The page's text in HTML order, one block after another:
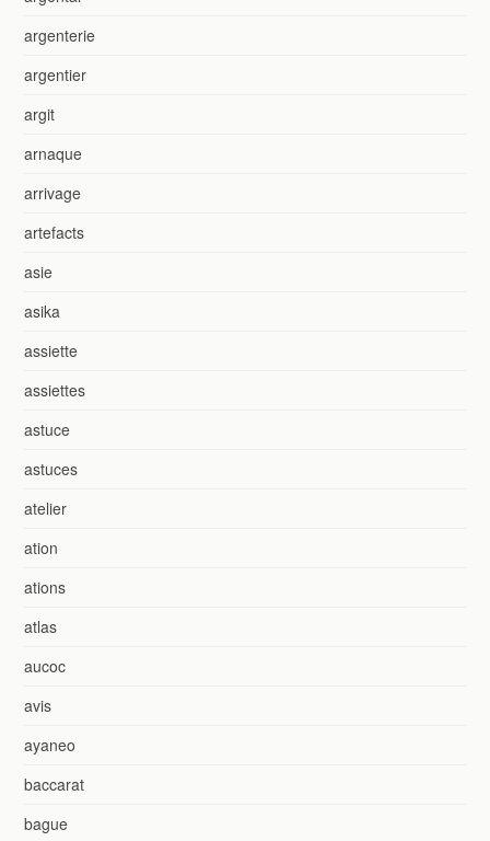
argenterie
argentier
argit
arnaque
arrivage
artefacts
asie
asika
assiette
assiettes
astuce
astuces
atelier
ation
ations
atlas
aucoc
avis
ayaneo
baccarat
bague